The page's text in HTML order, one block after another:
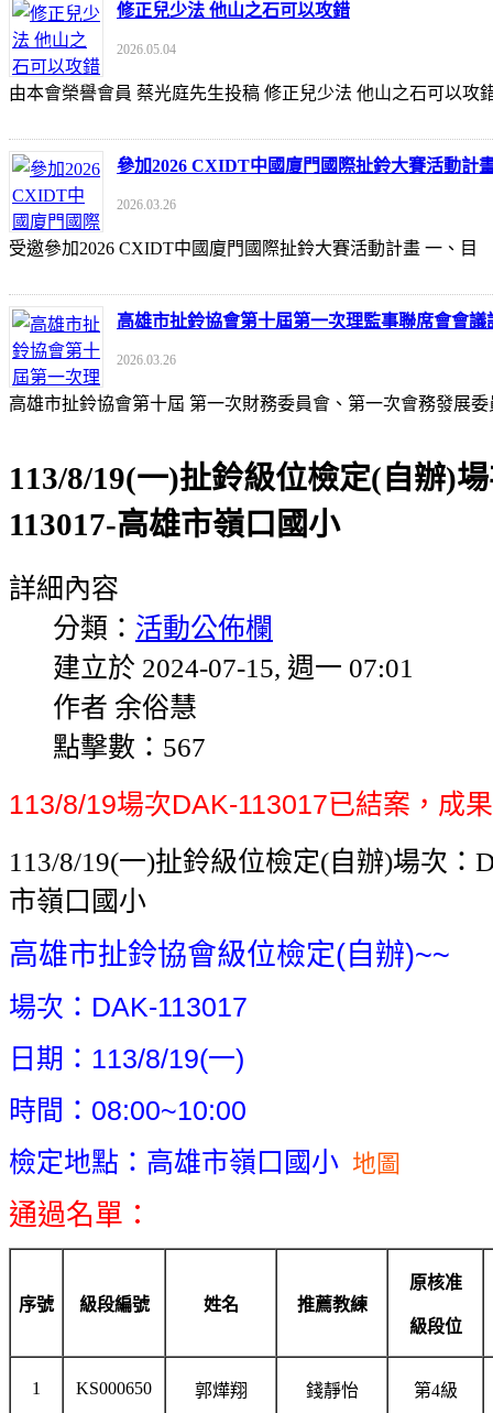
修正兒少法 他山之石可以攻錯
2026.05.04
由本會榮譽會員 蔡光庭先生投稿 修正兒少法 他山之石可以攻
參加2026 CXIDT中國廈門國際扯鈴大賽活動計
2026.03.26
受邀參加2026 CXIDT中國廈門國際扯鈴大賽活動計畫 一、
高雄市扯鈴協會第十屆第一次理監事聯席會會議
2026.03.26
高雄市扯鈴協會第十屆 第一次財務委員會、第一次會務發展
113/8/19(一)扯鈴級位檢定(自辦)
113017-高雄市嶺口國小
詳細內容
分類： 活動公佈欄
建立於 2024-07-15, 週一 07:01
作者 余俗慧
點擊數：567
113/8/19場次DAK-113017已結案，成
113/8/19(一)扯鈴級位檢定(自辦)場次：
市嶺口國小
高雄市扯鈴協會級位檢定(自辦)~~
場次：DAK-113017
日期：113/8/19(一)
時間：08:00~10:00
檢定地點： 高雄市嶺口國小 地圖
通過名單：
序號 級段編號 姓名 推薦教練
原核准
級段位
1 KS000650 郭燁翔 錢靜怡 第4級